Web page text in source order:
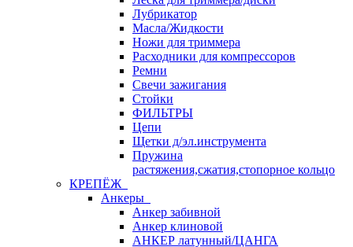
Лубрикатор
Масла/Жидкости
Ножи для триммера
Расходники для компрессоров
Ремни
Свечи зажигания
Стойки
ФИЛЬТРЫ
Цепи
Щетки д/эл.инструмента
Пружина
растяжения,сжатия,стопорное кольцо
КРЕПЁЖ
Анкеры
Анкер забивной
Анкер клиновой
АНКЕР латунный/ЦАНГА